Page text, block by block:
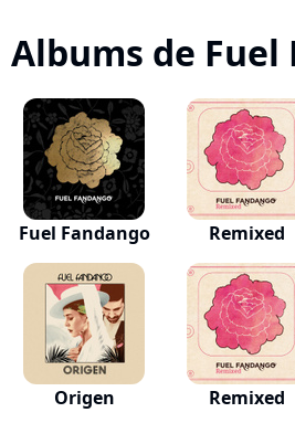
Albums de Fuel
Fuel Fandango Remixed
Origen Remixed